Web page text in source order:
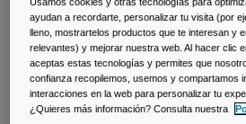
Tazas y Vasos
Riñoneras
Bolsas Bici
ayudan a recordarte, personalizar tu visita (por
lleno, mostrartelos productos que te interesan y
relevantes) y mejorar nuestra web. Al hacer clic
aceptas estas tecnologías y permites que
confianza recopilemos, usemos y compartamos
interacciones en la web para personalizar tu
¿Quieres más información? Consulta nuestra